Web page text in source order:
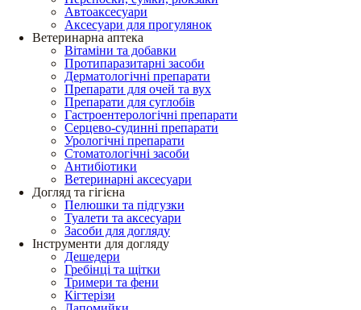
Автоаксесуари
Аксесуари для прогулянок
Ветеринарна аптека
Вітаміни та добавки
Протипаразитарні засоби
Дерматологічні препарати
Препарати для очей та вух
Препарати для суглобів
Гастроентерологічні препарати
Серцево-судинні препарати
Урологічні препарати
Стоматологічні засоби
Антибіотики
Ветеринарні аксесуари
Догляд та гігієна
Пелюшки та підгузки
Туалети та аксесуари
Засоби для догляду
Інструменти для догляду
Дешедери
Гребінці та щітки
Тримери та фени
Кігтерізи